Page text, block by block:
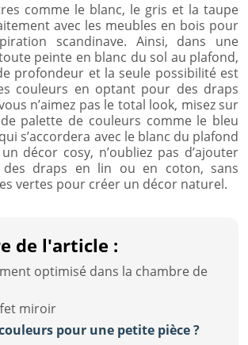
comme le blanc, le gris et la taupe
avec les meubles en bois pour
scandinave. Ainsi, dans une
peinte en blanc du sol au plafond,
profondeur et la seule possibilité est
couleurs en optant pour des draps
n’aimez pas le total look, misez sur
palette de couleurs comme le bleu
s’accordera avec le blanc du plafond
décor cosy, n’oubliez pas d’ajouter
draps en lin ou en coton, sans
vertes pour créer un décor naturel.
de l'article :
optimisé dans la chambre de
miroir
pour une petite pièce ?